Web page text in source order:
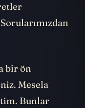
bir ön
Mesela
Bunlar